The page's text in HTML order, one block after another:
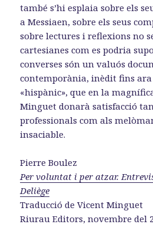
també s’hi esplaia sobre els
a Messiaen, sobre els seus
sobre lectures i reflexions no
cartesianes com es podria
converses són un valuós
contemporània, inèdit fins
«hispànic», que en la
Minguet donarà satisfacció
professionals com als
insaciable.
Pierre Boulez
Per voluntat i per atzar.
Deliège
Traducció de Vicent Minguet
Riurau Editors, novembre del